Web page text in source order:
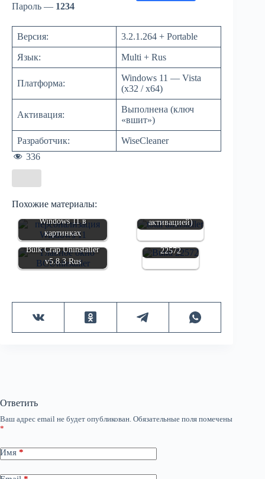
Пароль — 1234
Версия: 3.2.1.264 + Portable
Язык: Multi + Rus
Платформа:
Windows 11 — Vista
(x32 / x64)
Активация:
Выполнена (ключ
«вшит»)
Разработчик:
WiseCleaner
336
Похожие материалы:
Windows 11 в
картинках
активацией)
Bulk Crap Uninstaller
v5.8.3 Rus
Windows 11
Dev Build
22572
Ответить
Ваш адрес email не будет опубликован. Обязательные поля помечены
*
Имя *